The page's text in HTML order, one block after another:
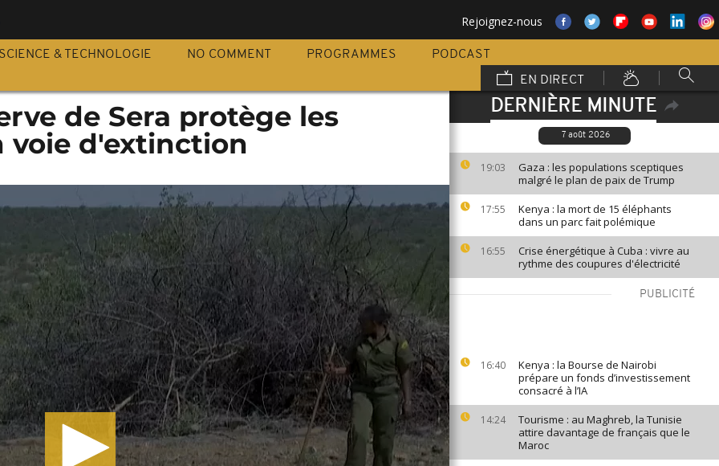
Rejoignez-nous
SCIENCE & TECHNOLOGIE NO COMMENT PROGRAMMES
PODCAST
EN DIRECT
DERNIÈRE MINUTE
7 août 2026
19:03
Gaza : les populations sceptiques
malgré le plan de paix de Trump
17:55
Kenya : la mort de 15 éléphants
dans un parc fait polémique
16:55
Crise énergétique à Cuba : vivre au
rythme des coupures d'électricité
PUBLICITÉ
16:40
Kenya : la Bourse de Nairobi
prépare un fonds d’investissement
consacré à l’IA
14:24
Tourisme : au Maghreb, la Tunisie
attire davantage de français que le
Maroc
de Sera protège les
voie d'extinction